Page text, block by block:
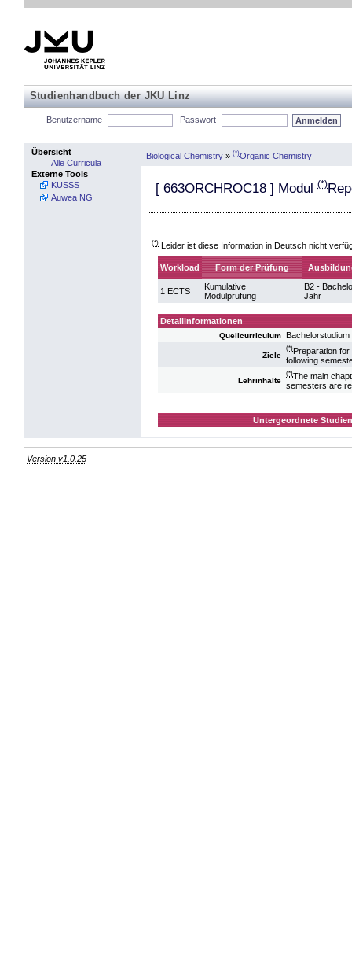
Studienhandbuch der JKU Linz
Benutzername Passwort
Übersicht
Alle Curricula
Externe Tools
KUSSS
Auwea NG
Biological Chemistry » (*)Organic Chemistry
[ 663ORCHROC18 ] Modul (*)
(*) Leider ist diese Information in Deutsch nicht
Workload Form der Prüfung
1 ECTS
Kumulative
Modulprüfung
B2 -
Jahr
Detailinformationen
Quellcurriculum
Ziele
(*)Preparation
following
Lehrinhalte
(*)The main
semesters are
Untergeordnete
Version v1.0.25